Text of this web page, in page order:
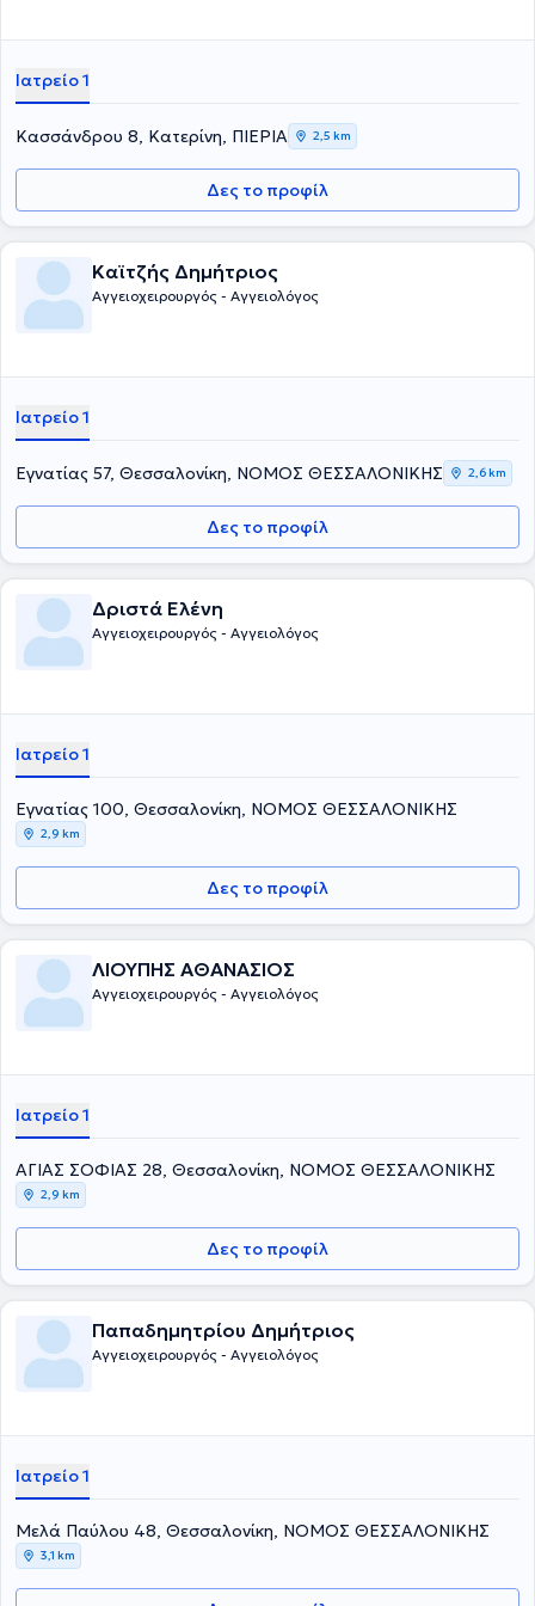
Ιατρείο 1
Κασσάνδρου 8, Κατερίνη, ΠΙΕΡΙΑ 2,5 km
Δες το προφίλ
Καϊτζής Δημήτριος
Αγγειοχειρουργός - Αγγειολόγος
Ιατρείο 1
Εγνατίας 57, Θεσσαλονίκη, ΝΟΜΟΣ ΘΕΣΣΑΛΟΝΙΚΗΣ 2,6 km
Δες το προφίλ
Δριστά Ελένη
Αγγειοχειρουργός - Αγγειολόγος
Ιατρείο 1
Εγνατίας 100, Θεσσαλονίκη, ΝΟΜΟΣ ΘΕΣΣΑΛΟΝΙΚΗΣ
2,9 km
Δες το προφίλ
ΛΙΟΥΠΗΣ ΑΘΑΝΑΣΙΟΣ
Αγγειοχειρουργός - Αγγειολόγος
Ιατρείο 1
ΑΓΙΑΣ ΣΟΦΙΑΣ 28, Θεσσαλονίκη, ΝΟΜΟΣ ΘΕΣΣΑΛΟΝΙΚΗΣ
2,9 km
Δες το προφίλ
Παπαδημητρίου Δημήτριος
Αγγειοχειρουργός - Αγγειολόγος
Ιατρείο 1
Μελά Παύλου 48, Θεσσαλονίκη, ΝΟΜΟΣ ΘΕΣΣΑΛΟΝΙΚΗΣ
3,1 km